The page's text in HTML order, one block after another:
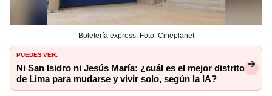
Boletería express. Foto: Cineplanet
PUEDES VER:
Ni San Isidro ni Jesús María: ¿cuál es el mejor distrito
de Lima para mudarse y vivir solo, según la IA?